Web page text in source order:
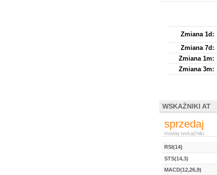
Zmiana 1d:
Zmiana 7d:
Zmiana 1m:
Zmiana 3m:
WSKAŹNIKI AT
sprzedaj
mówią wskaźniki
RSI(14)
STS(14,3)
MACD(12,26,9)